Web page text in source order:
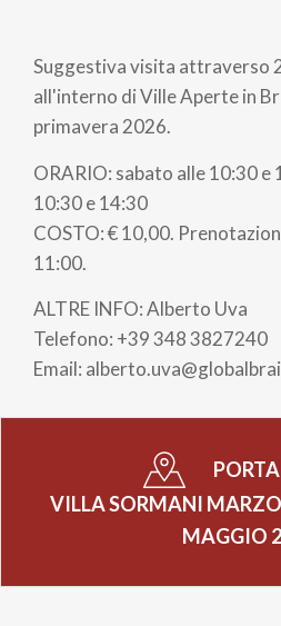
di
pane
Suggestiva visita attraverso
all'interno di Ville Aperte in
primavera 2026.
ORARIO: sabato alle 10:30 e
10:30 e 14:30
COSTO: € 10,00.
11:00.
ALTRE INFO: Alberto Uva
Telefono: +39 348 3827240
Email:
VILLA SORMANI
MAGGIO